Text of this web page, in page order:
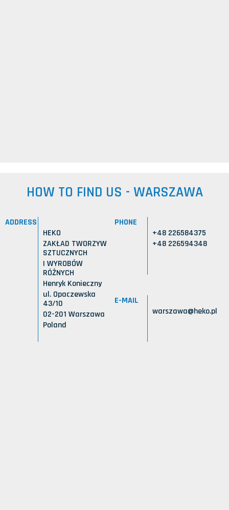
HOW TO FIND US - WARSZAWA
ADDRESS
HEKO
ZAKŁAD TWORZYW
SZTUCZNYCH
I WYROBÓW
RÓŻNYCH
Henryk Konieczny
ul. Opaczewska
43/10
02-201 Warszawa
Poland
PHONE
+48 226584375
+48 226594348
E-MAIL
warszawa@heko.pl